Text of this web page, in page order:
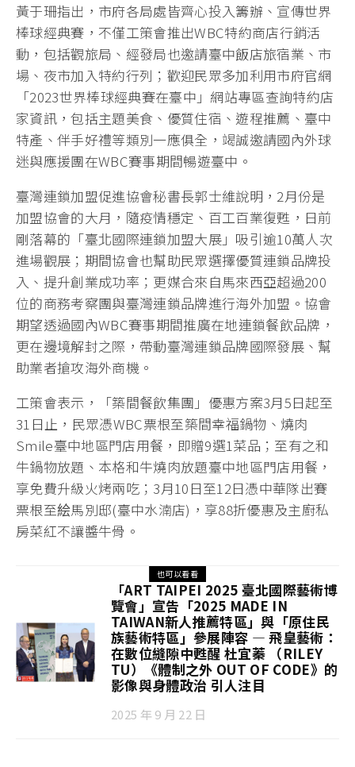
黃于珊指出，市府各局處皆齊心投入籌辦、宣傳世界
棒球經典賽，不僅工策會推出WBC特約商店行銷活
動，包括觀旅局、經發局也邀請臺中飯店旅宿業、市
場、夜市加入特約行列；歡迎民眾多加利用市府官網
「2023世界棒球經典賽在臺中」網站專區查詢特約店
家資訊，包括主題美食、優質住宿、遊程推薦、臺中
特產、伴手好禮等類別一應俱全，竭誠邀請國內外球
迷與應援團在WBC賽事期間暢遊臺中。
臺灣連鎖加盟促進協會秘書長郭士維說明，2月份是
加盟協會的大月，隨疫情穩定、百工百業復甦，日前
剛落幕的「臺北國際連鎖加盟大展」吸引逾10萬人次
進場觀展；期間協會也幫助民眾選擇優質連鎖品牌投
入、提升創業成功率；更媒合來自馬來西亞超過200
位的商務考察團與臺灣連鎖品牌進行海外加盟。協會
期望透過國內WBC賽事期間推廣在地連鎖餐飲品牌，
更在邊境解封之際，帶動臺灣連鎖品牌國際發展、幫
助業者搶攻海外商機。
工策會表示，「築間餐飲集團」優惠方案3月5日起至
31日止，民眾憑WBC票根至築間幸福鍋物、燒肉
Smile臺中地區門店用餐，即贈9選1菜品；至有之和
牛鍋物放題、本格和牛燒肉放題臺中地區門店用餐，
享免費升級火烤兩吃；3月10日至12日憑中華隊出賽
票根至絵馬別邸(臺中水湳店)，享88折優惠及主廚私
房菜紅不讓醬牛骨。
也可以看看
「ART TAIPEI 2025 臺北國際藝術博
覽會」宣告「2025 MADE IN
TAIWAN新人推薦特區」與「原住民
族藝術特區」參展陣容 — 飛皇藝術：
在數位縫隙中甦醒 杜宜蓁 （RILEY
TU）《體制之外 OUT OF CODE》的
影像與身體政治 引人注目
2025 年 9 月 22 日